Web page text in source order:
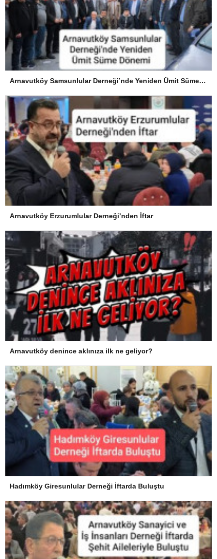
Arnavutköy Samsunlular Derneği’nde Yeniden Ümit Süme Dönemi
Arnavutköy Erzurumlular Derneği’nden İftar
Arnavutköy denince aklınıza ilk ne geliyor?
Hadımköy Giresunlular Derneği İftarda Buluştu